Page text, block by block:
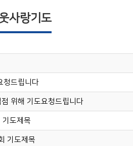
사랑기도
청드립니다
위해 기도요청드립니다
도제목
기도제목